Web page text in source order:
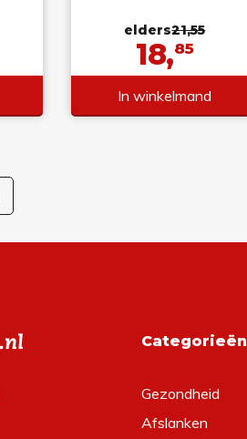
elders21,55
18,85
In winkelmand
Categorieën
Gezondheid
Afslanken